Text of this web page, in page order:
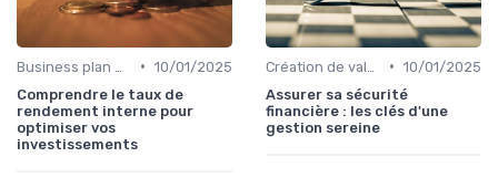
• 10/01/2025
Comprendre le taux de
rendement interne pour
optimiser vos
investissements
• 10/01/2025
Assurer sa sécurité
financière : les clés d'une
gestion sereine